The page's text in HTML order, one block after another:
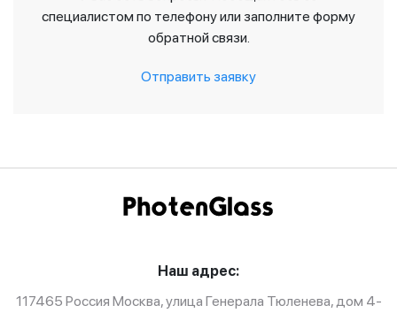
специалистом по телефону или заполните форму
обратной связи.
Отправить заявку
Наш адрес:
117465 Россия Москва, улица Генерала Тюленева, дом 4-